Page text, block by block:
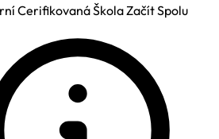
Cerifikovaná Škola Začít Spolu